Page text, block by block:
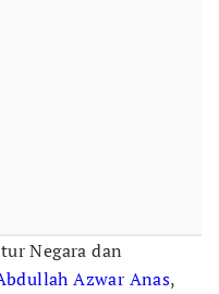
Negara dan
Azwar Anas,